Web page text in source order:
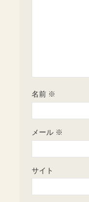
名前 ※
メール ※
サイト